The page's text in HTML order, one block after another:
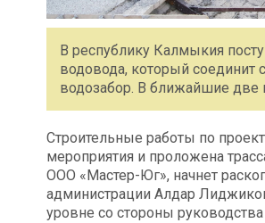
В республику Калмыкия
водовода, который соединит
водозабор. В ближайшие две
Строительные работы по
мероприятия и проложена
ООО «Мастер-Юг», начнет
администрации Алдар
уровне со стороны